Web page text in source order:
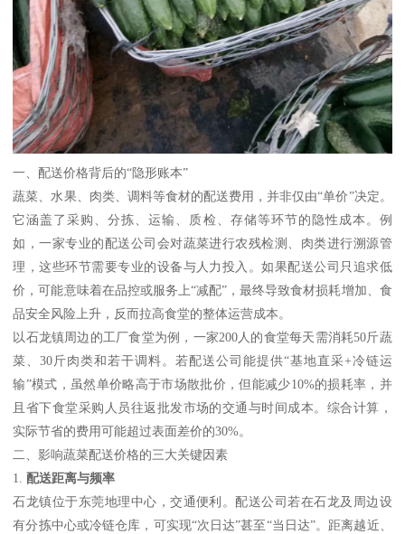
一、配送价格背后的“隐形账本”
蔬菜、水果、肉类、调料等食材的配送费用，并非仅由“单价”决定。
它涵盖了采购、分拣、运输、质检、存储等环节的隐性成本。例
如，一家专业的配送公司会对蔬菜进行农残检测、肉类进行溯源管
理，这些环节需要专业的设备与人力投入。如果配送公司只追求低
价，可能意味着在品控或服务上“减配”，最终导致食材损耗增加、食
品安全风险上升，反而拉高食堂的整体运营成本。
以石龙镇周边的工厂食堂为例，一家200人的食堂每天需消耗50斤蔬
菜、30斤肉类和若干调料。若配送公司能提供“基地直采+冷链运
输”模式，虽然单价略高于市场散批价，但能减少10%的损耗率，并
且省下食堂采购人员往返批发市场的交通与时间成本。综合计算，
实际节省的费用可能超过表面差价的30%。
二、影响蔬菜配送价格的三大关键因素
1.配送距离与频率
石龙镇位于东莞地理中心，交通便利。配送公司若在石龙及周边设
有分拣中心或冷链仓库，可实现“次日达”甚至“当日达”。距离越近、